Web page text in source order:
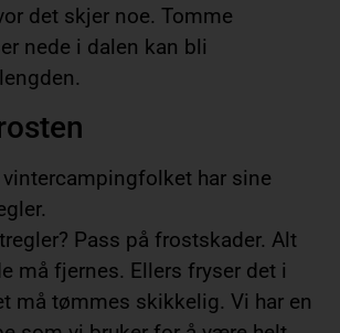
det skjer noe. Tomme
nede i dalen kan bli
har sine
Pass på frostskader. Alt
må fjernes. Ellers fryser det i
må tømmes skikkelig. Vi har en